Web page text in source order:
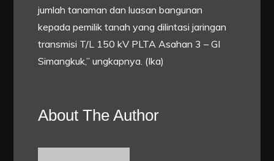
jumlah tanaman dan luasan bangunan
kepada pemilik tanah yang dilintasi jaringan
transmisi T/L 150 kV PLTA Asahan 3 – GI
Simangkuk,” ungkapnya. (Ika)
About The Author